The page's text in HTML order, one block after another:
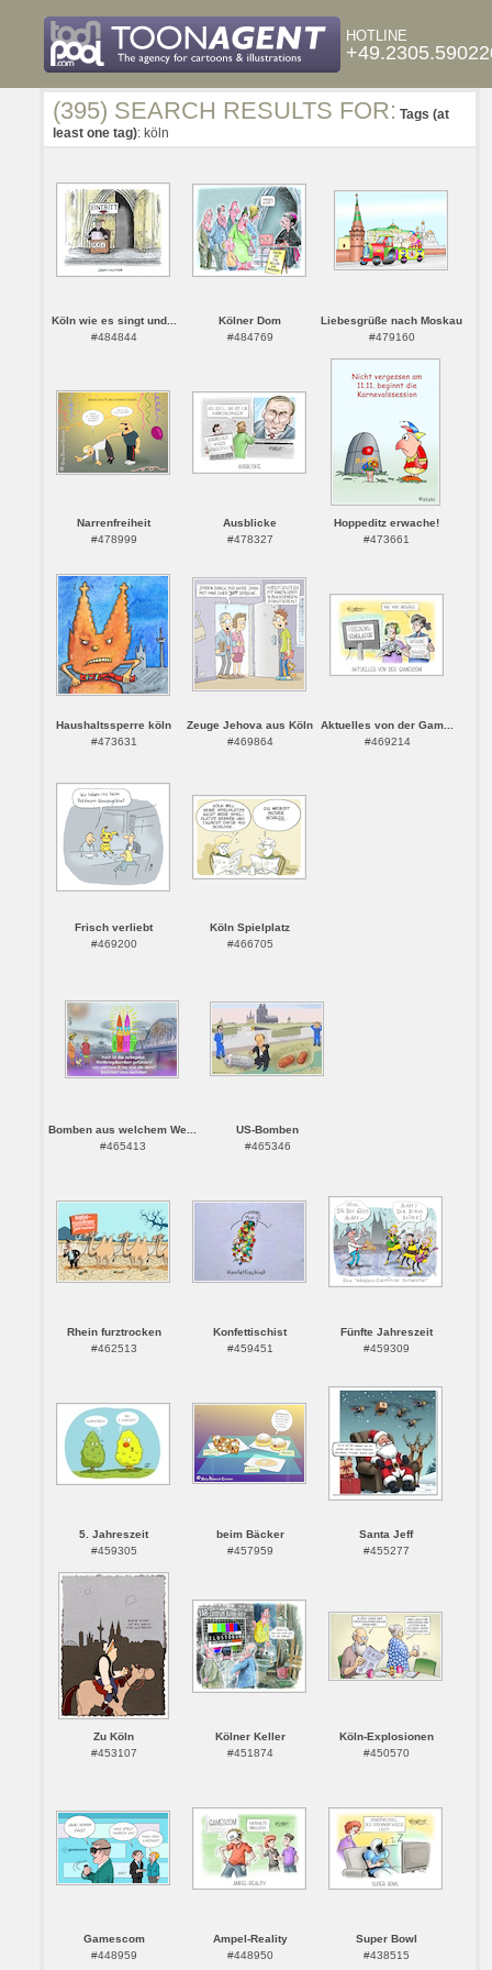
HOTLINE
(395) SEARCH RESULTS FOR: Tags (at
least one tag): köln
Köln wie es singt und...
#484844
Kölner Dom
#484769
Liebesgrüße nach Moskau
#479160
Narrenfreiheit
#478999
Ausblicke
#478327
Hoppeditz erwache!
#473661
Haushaltssperre köln
#473631
Zeuge Jehova aus Köln
#469864
Aktuelles von der Gam...
#469214
Frisch verliebt
#469200
Köln Spielplatz
#466705
Bomben aus welchem We...
#465413
US-Bomben
#465346
Rhein furztrocken
#462513
Konfettischist
#459451
Fünfte Jahreszeit
#459309
5. Jahreszeit
#459305
beim Bäcker
#457959
Santa Jeff
#455277
Zu Köln
#453107
Kölner Keller
#451874
Köln-Explosionen
#450570
Gamescom
#448959
Ampel-Reality
#448950
Super Bowl
#438515